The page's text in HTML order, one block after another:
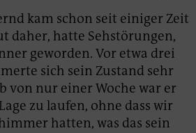
kam schon seit einiger Zeit
daher, hatte Sehstörungen,
geworden. Vor etwa drei
sich sein Zustand sehr
von nur einer Woche war er
zu laufen, ohne dass wir
hatten, was das sein